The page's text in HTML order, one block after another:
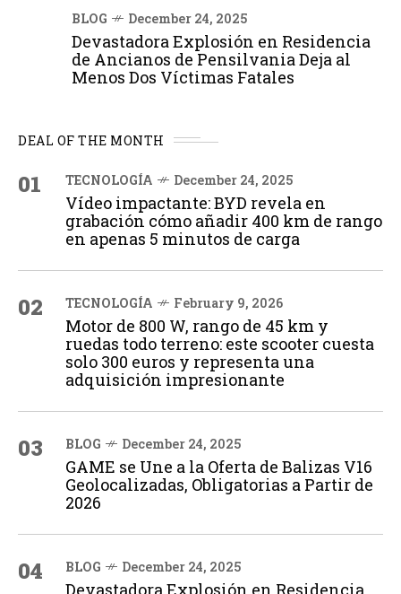
BLOG December 24, 2025
Devastadora Explosión en Residencia
de Ancianos de Pensilvania Deja al
Menos Dos Víctimas Fatales
DEAL OF THE MONTH
01 TECNOLOGÍA December 24, 2025
Vídeo impactante: BYD revela en
grabación cómo añadir 400 km de rango
en apenas 5 minutos de carga
02 TECNOLOGÍA February 9, 2026
Motor de 800 W, rango de 45 km y
ruedas todo terreno: este scooter cuesta
solo 300 euros y representa una
adquisición impresionante
03 BLOG December 24, 2025
GAME se Une a la Oferta de Balizas V16
Geolocalizadas, Obligatorias a Partir de
2026
04 BLOG December 24, 2025
Devastadora Explosión en Residencia